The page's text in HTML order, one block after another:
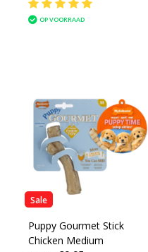
OP VOORRAAD
Sale
Puppy Gourmet Stick
Chicken Medium